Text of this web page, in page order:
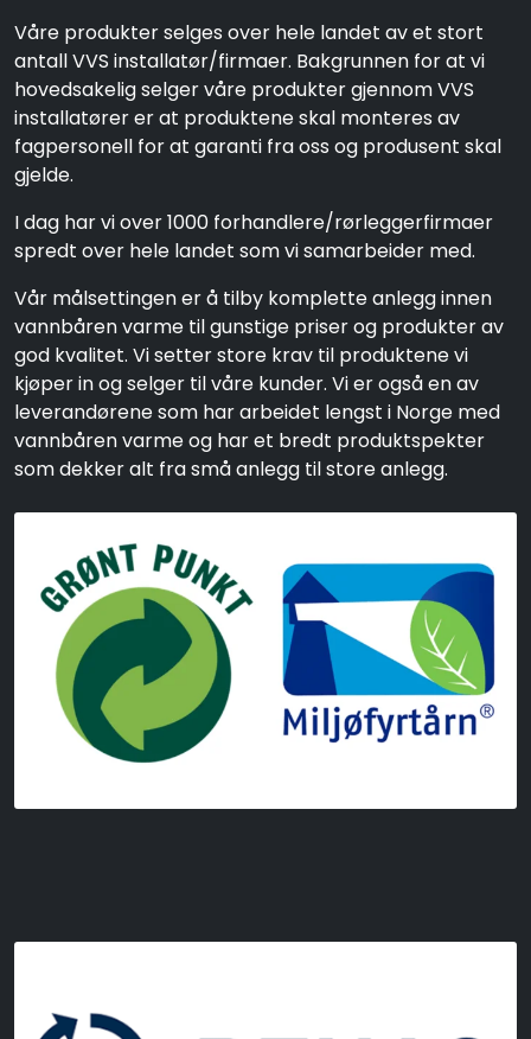
Våre produkter selges over hele landet av et stort
antall VVS installatør/firmaer. Bakgrunnen for at vi
hovedsakelig selger våre produkter gjennom VVS
installatører er at produktene skal monteres av
fagpersonell for at garanti fra oss og produsent skal
gjelde.
I dag har vi over 1000 forhandlere/rørleggerfirmaer
spredt over hele landet som vi samarbeider med.
Vår målsettingen er å tilby komplette anlegg innen
vannbåren varme til gunstige priser og produkter av
god kvalitet. Vi setter store krav til produktene vi
kjøper in og selger til våre kunder. Vi er også en av
leverandørene som har arbeidet lengst i Norge med
vannbåren varme og har et bredt produktspekter
som dekker alt fra små anlegg til store anlegg.